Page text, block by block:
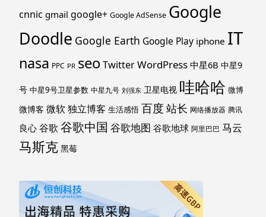
cnnic gmail google+ Google AdSense Google
Doodle Google Earth Google Play iphone IT
nasa PPC PR seoTwitterWordPress 中星6B 中星9
号 中星9号卫星参数 中星九号 刘强东 卫星电视 哇哈哈 微博
微博客 微软独立博客 生活感悟 百度 站长 网络播放器 腾讯
良心 谷歌 谷歌中国 谷歌地图 谷歌地球 阿里巴巴 马云
马斯克 黑莓